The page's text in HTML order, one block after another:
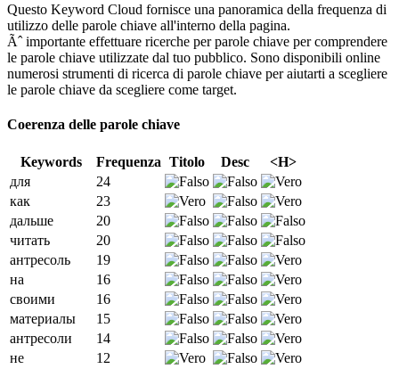
Questo Keyword Cloud fornisce una panoramica della frequenza di
utilizzo delle parole chiave all'interno della pagina.
Ãˆ importante effettuare ricerche per parole chiave per comprendere
le parole chiave utilizzate dal tuo pubblico. Sono disponibili online
numerosi strumenti di ricerca di parole chiave per aiutarti a scegliere
le parole chiave da scegliere come target.
Coerenza delle parole chiave
Keywords Frequenza Titolo Desc
<H>
для
24
как
23
дальше
20
читать
20
антресоль
19
на
16
своими
16
материалы
15
антресоли
14
не
12